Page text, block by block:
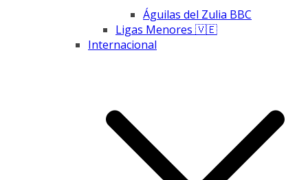
Águilas del Zulia BBC
Ligas Menores 🇻🇪
Internacional